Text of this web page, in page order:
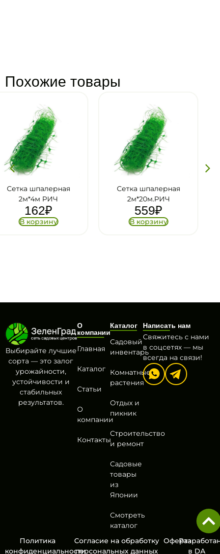
Похожие товары
Сетка шпалерная
2м*20м.РИЧ
В корзину
Сетка шпалерная
2м*15м РИЧ
В корзину
Выбирайте лучшие
сорта — это залог
урожайности,
устойчивости и
стабильных
результатов.
О
компании
Главная
Каталог
Статьи
О
компании
Контакты
Каталог
Садовый
инвентарь
Комнатные
растения
Отдых и
пикник
Строительство
и ремонт
Садовые
товары
из
Японии
Смотреть
каталог
Написать нам
Свяжитесь с нами
в соцсетях — мы
всегда на связи!
Политика
конфиденциальности
Согласие на обработку
персональных данных
Оферта
в DA